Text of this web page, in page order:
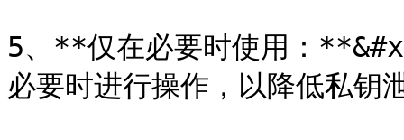
5、**仅在必要时使用：
必要时进行操作，以降低私钥